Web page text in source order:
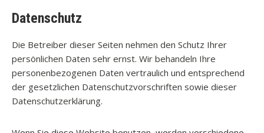
Datenschutz
Die Betreiber dieser Seiten nehmen den Schutz Ihrer
persönlichen Daten sehr ernst. Wir behandeln Ihre
personenbezogenen Daten vertraulich und entsprechend
der gesetzlichen Datenschutzvorschriften sowie dieser
Datenschutzerklärung.